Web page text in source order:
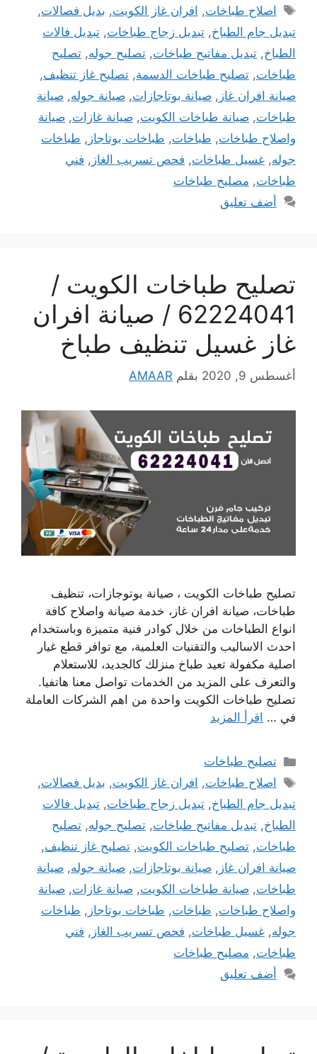
الوسوم
اصلاح طباخات, افران غاز الكويت, بديل فصالات,
تبديل جام الطباخ, تبديل زجاج طباخات, تبديل فالات
الطباخ, تبديل مفاتيح طباخات, تصليح جوله, تصليح
طباخات, تصليح طباخات الدسمة, تصليح غاز تنظيف,
صيانة افران غاز , صيانة بوتاجازات, صيانة جوله, صيانة
طباخات, صيانة طباخات الكويت, صيانة غازات, صيانة
واصلاح طباخات, طباخات, طباخات بوتاجاز , طباخات
جوله, غسيل طباخات, فحص تسريب الغاز , فني
طباخات, مصليح طباخات
أضف تعليق
تصليح طباخات الكويت /
62224041 / صيانة افران
غاز غسيل تنظيف طباخ
أغسطس 9, 2020 بقلم AMAAR
تصليح طباخات الكويت ، صيانة بوتوجازات، تنظيف
طباخات، صيانة افران غاز، خدمة صيانة واصلاح كافة
انواع الطباخات من خلال كوادر فنية متميزة وباستخدام
احدث الاساليب والتقنيات العلمية، مع توافر قطع غيار
اصلية مكفولة تعيد طباخ منزلك كالجديد، للاستعلام
والتعرف على المزيد من الخدمات تواصل معنا هاتفيا.
تصليح طباخات الكويت واحدة من اهم الشركات العاملة
في … اقرأ المزيد
التصنيفات
تصليح طباخات
الوسوم
اصلاح طباخات, افران غاز الكويت, بديل فصالات,
تبديل جام الطباخ, تبديل زجاج طباخات, تبديل فالات
الطباخ, تبديل مفاتيح طباخات, تصليح جوله, تصليح
طباخات, تصليح طباخات الكويت, تصليح غاز تنظيف,
صيانة افران غاز , صيانة بوتاجازات, صيانة جوله, صيانة
طباخات, صيانة طباخات الكويت, صيانة غازات, صيانة
واصلاح طباخات, طباخات, طباخات بوتاجاز , طباخات
جوله, غسيل طباخات, فحص تسريب الغاز , فني
طباخات, مصليح طباخات
أضف تعليق